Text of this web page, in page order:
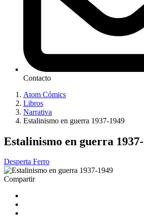
Contacto
Atom Cómics
Libros
Narrativa
Estalinismo en guerra 1937-1949
Estalinismo en guerra
Desperta Ferro
Compartir